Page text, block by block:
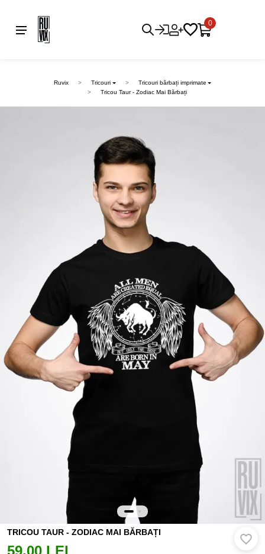
0
Ruvix Tricouri
Tricouri bărbați imprimate
Tricou Taur - Zodiac Mai Bărbați
TRICOU TAUR - ZODIAC MAI BĂRBAȚI
59.00 LEI